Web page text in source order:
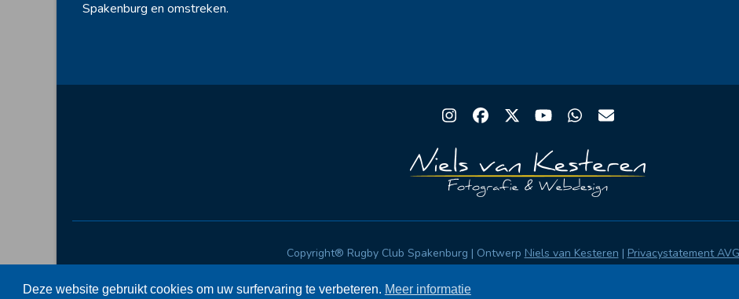
Spakenburg en omstreken.
Instagram
Facebook
TwitterYouTubeWhatsapp
Email
Copyright® Rugby Club Spakenburg | Ontwerp Niels van Kesteren | Privacystatement AVG
Deze website gebruikt cookies om uw surfervaring te verbeteren. Meer informatie